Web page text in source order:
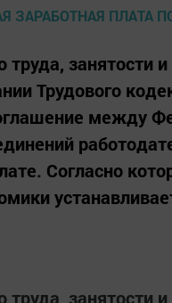
труда, занятости
Трудового
между
Согласно
труда, занятости